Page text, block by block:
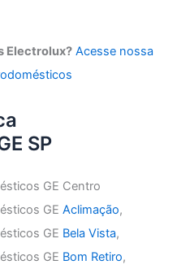
Electrolux? Acesse nossa
SP
GE Centro
GEAclimação,
GE Bela Vista,
GE Bom Retiro,